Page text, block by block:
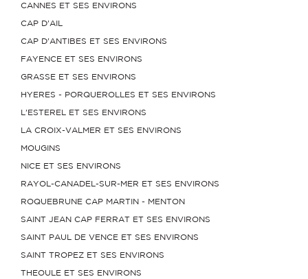
CANNES ET SES ENVIRONS
CAP D'AIL
CAP D'ANTIBES ET SES ENVIRONS
FAYENCE ET SES ENVIRONS
GRASSE ET SES ENVIRONS
HYERES - PORQUEROLLES ET SES ENVIRONS
L'ESTEREL ET SES ENVIRONS
LA CROIX-VALMER ET SES ENVIRONS
MOUGINS
NICE ET SES ENVIRONS
RAYOL-CANADEL-SUR-MER ET SES ENVIRONS
ROQUEBRUNE CAP MARTIN - MENTON
SAINT JEAN CAP FERRAT ET SES ENVIRONS
SAINT PAUL DE VENCE ET SES ENVIRONS
SAINT TROPEZ ET SES ENVIRONS
THEOULE ET SES ENVIRONS